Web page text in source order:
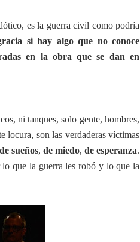
es la guerra civil como podría
si hay algo que no conoce
en la obra que se dan en
ni tanques, solo gente, hombres,
locura, son las verdaderas víctimas
de sueños, de miedo, de esperanza.
que la guerra les robó y lo que la